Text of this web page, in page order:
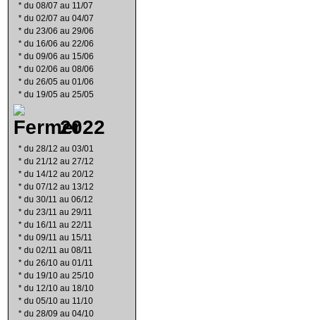
* du 08/07 au 11/07
* du 02/07 au 04/07
* du 23/06 au 29/06
* du 16/06 au 22/06
* du 09/06 au 15/06
* du 02/06 au 08/06
* du 26/05 au 01/06
* du 19/05 au 25/05
2022
* du 28/12 au 03/01
* du 21/12 au 27/12
* du 14/12 au 20/12
* du 07/12 au 13/12
* du 30/11 au 06/12
* du 23/11 au 29/11
* du 16/11 au 22/11
* du 09/11 au 15/11
* du 02/11 au 08/11
* du 26/10 au 01/11
* du 19/10 au 25/10
* du 12/10 au 18/10
* du 05/10 au 11/10
* du 28/09 au 04/10